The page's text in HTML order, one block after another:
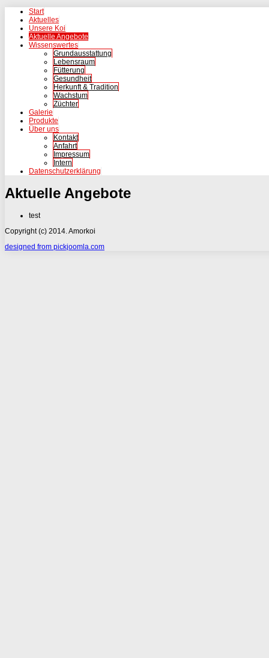
Start
Aktuelles
Unsere Koi
Aktuelle Angebote
Wissenswertes
Grundausstattung
Lebensraum
Fütterung
Gesundheit
Herkunft & Tradition
Wachstum
Züchter
Galerie
Produkte
Über uns
Kontakt
Anfahrt
Impressum
Intern
Datenschutzerklärung
Aktuelle Angebote
test
Copyright (c) 2014. Amorkoi
designed from pickjoomla.com